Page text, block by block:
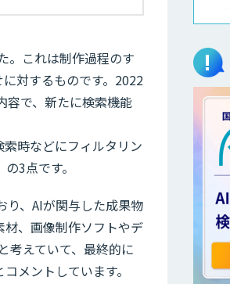
。これは制作過程のす
対するものです。2022
容で、新たに検索機能
時などにフィルタリン
3点です。
り、AIが関与した成果物
、画像制作ソフトやデ
考えていて、最終的に
メントしています。